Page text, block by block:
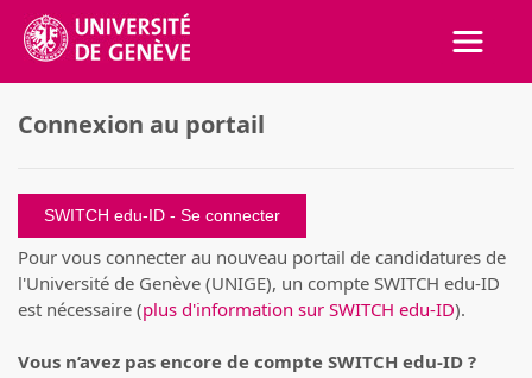
Connexion au portail
SWITCH edu-ID
Pour vous connecter au nouveau portail de candidatures de
l'Université de Genève (UNIGE), un compte SWITCH edu-ID
est nécessaire (plus d'information sur SWITCH edu-ID).
Vous n’avez pas encore de compte SWITCH edu-ID ?